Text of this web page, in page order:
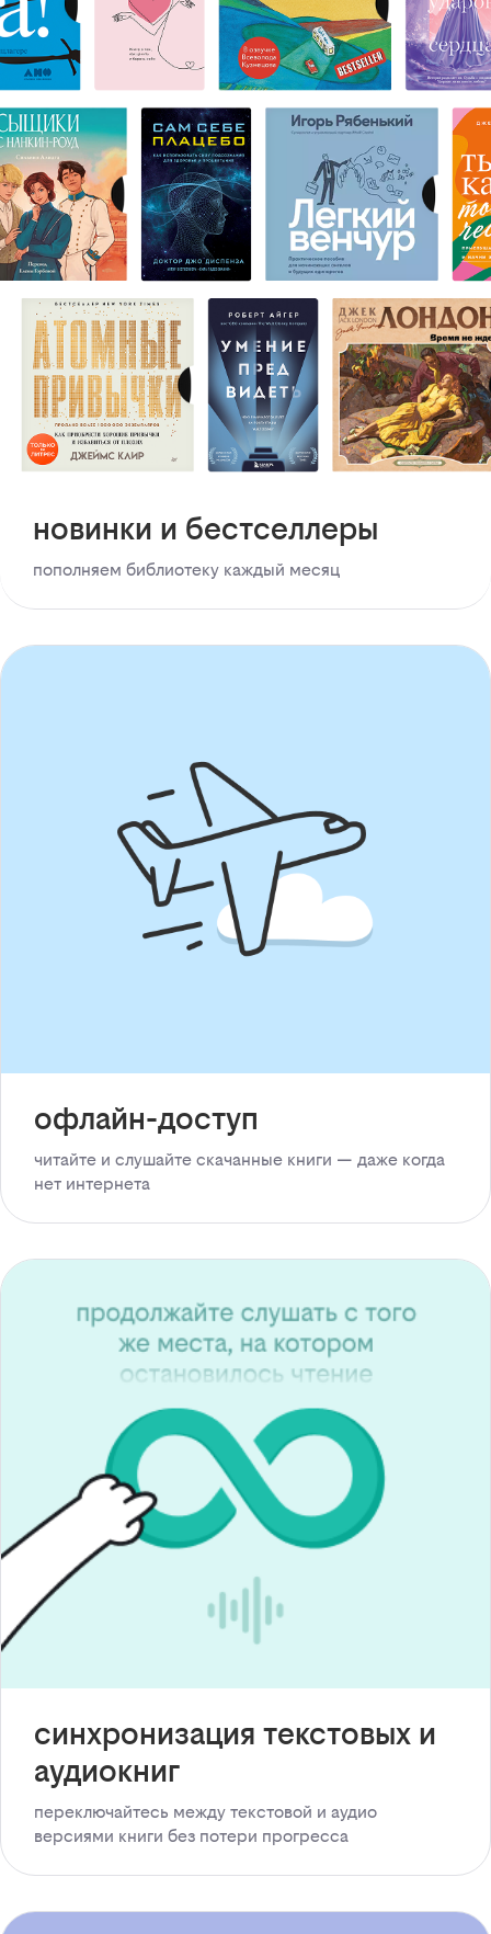
новинки и бестселлеры
пополняем библиотеку каждый месяц
офлайн-доступ
читайте и слушайте скачанные книги — даже когда
нет интернета
синхронизация текстовых и
аудиокниг
переключайтесь между текстовой и аудио
версиями книги без потери прогресса